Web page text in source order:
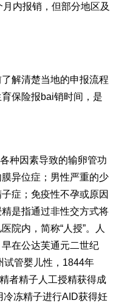
月内报销，但部分地区及
解清楚当地的申报流程
保险报bai销时间，是
种因素导致的输卵管功
异位症；男性严重的少
子症；免疫性不孕或原因
是指通过非性交方式将
院内，简称“人授”。人
在公达芙通元二世纪
试管婴儿性，1844年
者精子人工授精获得成
冻精子进行AID获得妊